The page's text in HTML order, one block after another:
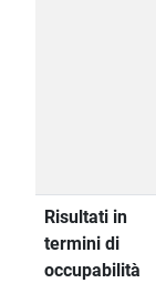
Risultati in
termini di
occupabilità